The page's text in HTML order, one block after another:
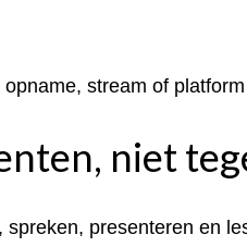
stream of
niet
presenteren en